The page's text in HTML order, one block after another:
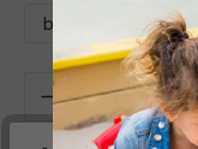
blau blaugrau
Produkt